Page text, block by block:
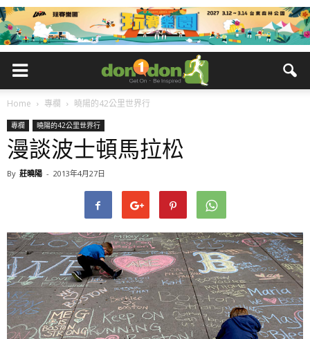
Home 專欄 曉陽的42公里世界行
專欄 曉陽的42公里世界行
漫談波士頓馬拉松
By 莊曉陽 - 2013年4月27日